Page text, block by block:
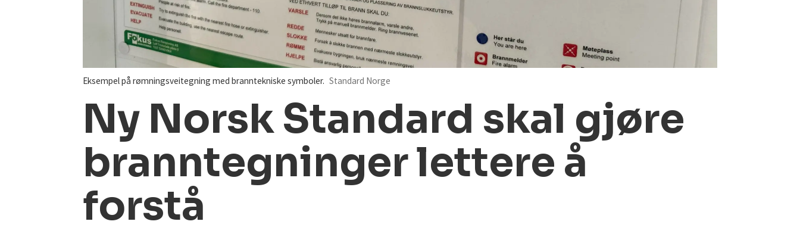
Eksempel på rømningsveitegning med branntekniske symboler. Standard Norge
Ny Norsk Standard skal gjøre
branntegninger lettere å
forstå